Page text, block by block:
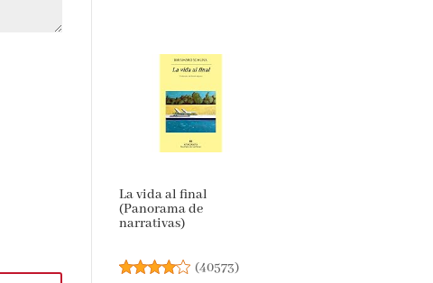
La vida al final
(Panorama de
narrativas)
(40573)